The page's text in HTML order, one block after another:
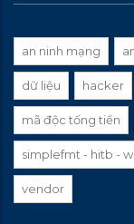
an ninh mạng
dữ liệu hacker
mã độc tống tiền
simplefmt - hitb -
vendor